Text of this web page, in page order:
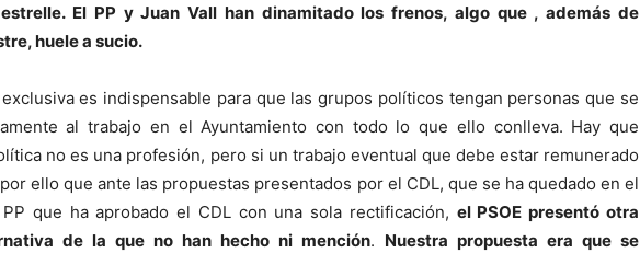
El PP y Juan Vall han dinamitado los frenos, algo que , además de
huele a sucio.
es indispensable para que las grupos políticos tengan personas que se
al trabajo en el Ayuntamiento con todo lo que ello conlleva. Hay que
no es una profesión, pero si un trabajo eventual que debe estar remunerado
ello que ante las propuestas presentados por el CDL, que se ha quedado en el
que ha aprobado el CDL con una sola rectificación, el PSOE presentó otra
de la que no han hecho ni mención. Nuestra propuesta era que se